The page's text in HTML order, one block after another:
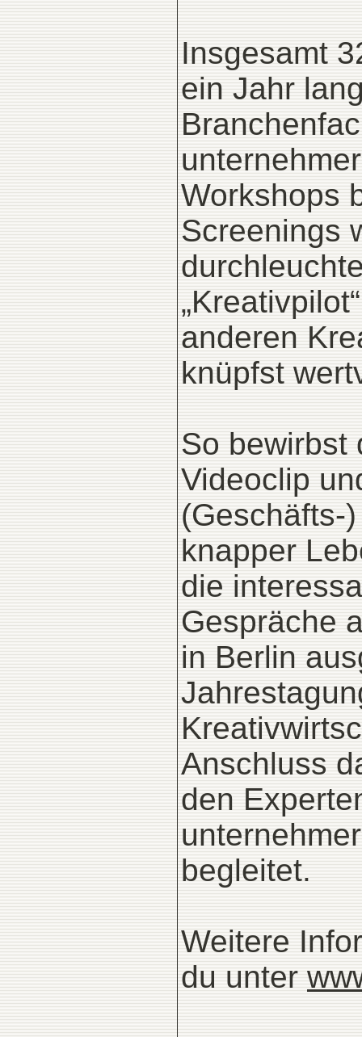
Insgesamt
ein Jahr
Workshops
Screenings
anderen
knüpfst
So bewirbst
Videoclip
(Geschäfts-
knapper
die
Gespräche
in Berlin
Anschluss
den
begleitet.
Weitere
du unter